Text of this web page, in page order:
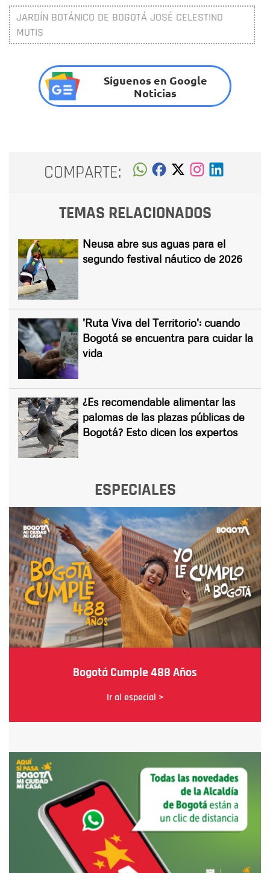
JARDÍN BOTÁNICO DE BOGOTÁ JOSÉ CELESTINO
MUTIS
Síguenos en Google
Noticias
COMPARTE:
TEMAS RELACIONADOS
Neusa abre sus aguas para el
segundo festival náutico de 2026
'Ruta Viva del Territorio': cuando
Bogotá se encuentra para cuidar la
vida
¿Es recomendable alimentar las
palomas de las plazas públicas de
Bogotá? Esto dicen los expertos
ESPECIALES
Bogotá Cumple 488 Años
Ir al especial >